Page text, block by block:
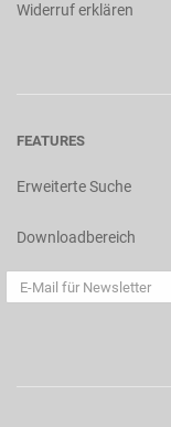
Widerruf erklären
FEATURES
Erweiterte Suche
Downloadbereich